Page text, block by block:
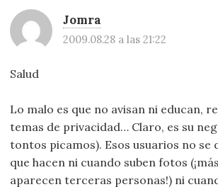
Jomra
2009.08.28 a las 21:22
Salud
Lo malo es que no avisan ni educan,
temas de privacidad… Claro, es su
tontos picamos). Esos usuarios no se
que hacen ni cuando suben fotos
aparecen terceras personas!) ni